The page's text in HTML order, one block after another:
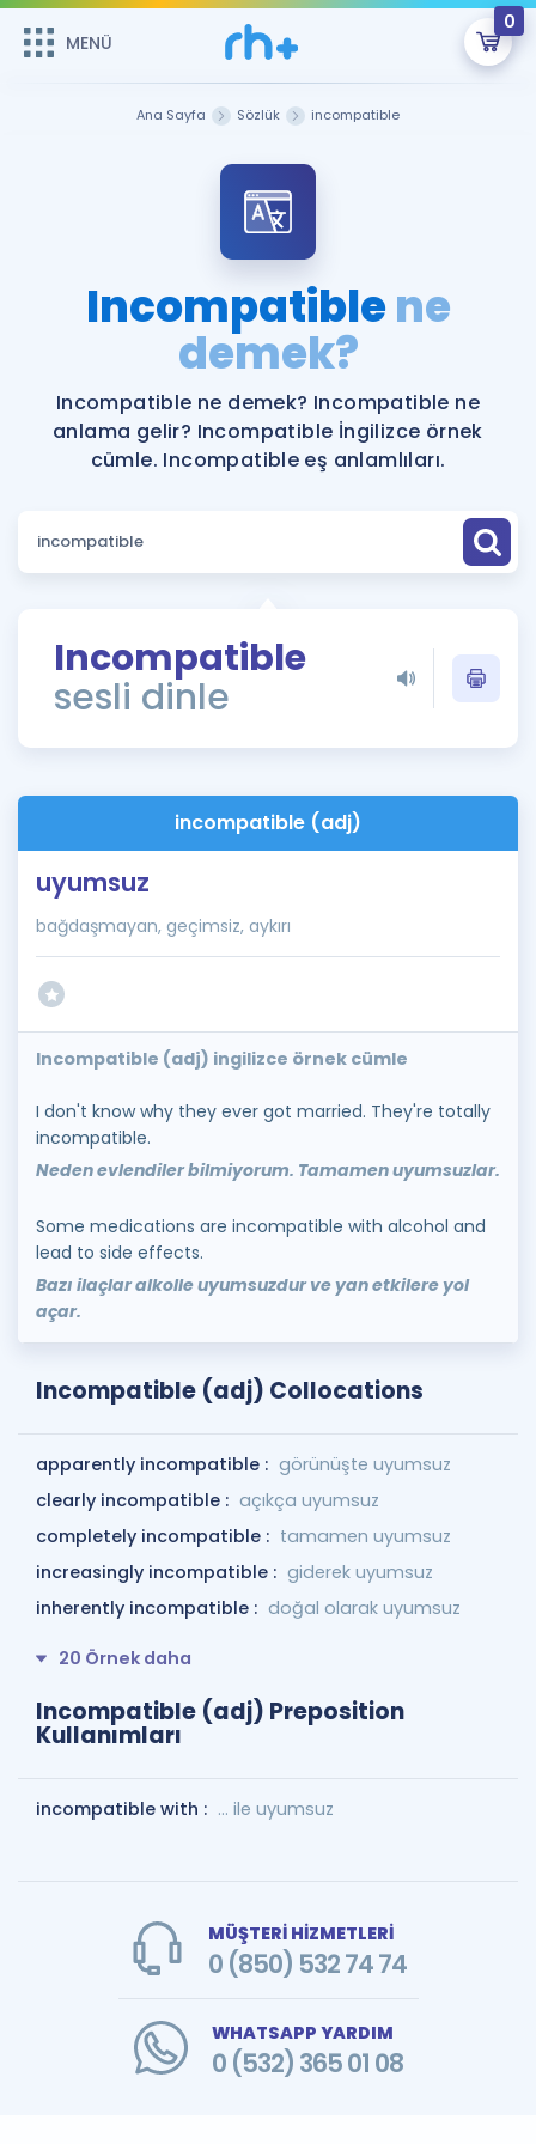
MENÜ
0
Şifremi Hatırlamıyorum
Sepetin Şu An Boş.
Remzi Hoca ile seni sınava hazırlayacak onlarca eğitim seni
bekliyor!
MENÜ
Katılımcı Görüşleri
Faydalı Araçlar
Ücretsiz Kaynaklar
Puan Hesaplama
ÖSYM Sınav Takvimi
Kampanyalar
İngilizce Gramer
İngilizce Gramer
Ana Sayfa Sözlük incompatible
Incompatiblene
demek?
Incompatible ne demek? Incompatible ne
anlama gelir? Incompatible İngilizce örnek
cümle. Incompatible eş anlamlıları.
Incompatible
sesli dinle
incompatible (adj)
uyumsuz
bağdaşmayan, geçimsiz, aykırı
Incompatible (adj) ingilizce örnek cümle
I don't know why they ever got married. They're totally
incompatible.
Neden evlendiler bilmiyorum. Tamamen uyumsuzlar.
Some medications are incompatible with alcohol and
lead to side effects.
Bazı ilaçlar alkolle uyumsuzdur ve yan etkilere yol
açar.
Incompatible (adj) Collocations
apparently incompatible : görünüşte uyumsuz
clearly incompatible : açıkça uyumsuz
completely incompatible : tamamen uyumsuz
increasingly incompatible : giderek uyumsuz
inherently incompatible : doğal olarak uyumsuz
20 Örnek daha
Incompatible (adj) Preposition
Kullanımları
incompatible with : ... ile uyumsuz
MÜŞTERİ HİZMETLERİ
0 (850) 532 74 74
WHATSAPP YARDIM
0 (532) 365 01 08